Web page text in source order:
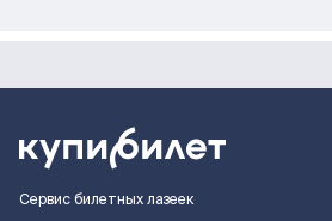
Сервис билетных лазеек